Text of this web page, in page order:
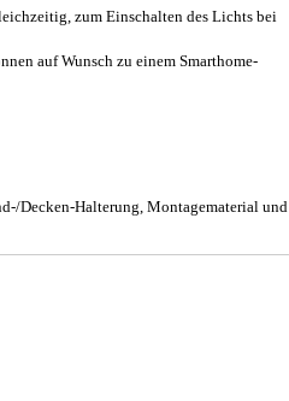
zum Einschalten des Lichts bei
auf Wunsch zu einem Smarthome-
Decken-Halterung, Montagematerial und